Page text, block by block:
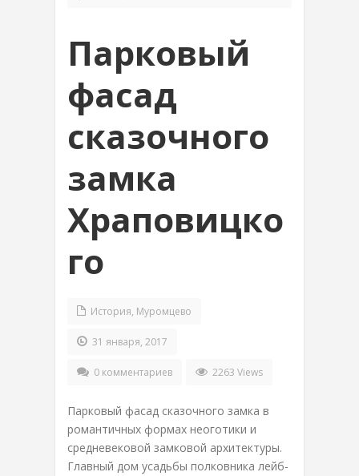
Парковый
фасад
сказочного
замка
Храповицко
го
История, Муромцево
31 января, 2017
0 комментариев 2263 Views
Парковый фасад сказочного замка в
романтичных формах неоготики и
средневековой замковой архитектуры.
Главный дом усадьбы полковника лейб-